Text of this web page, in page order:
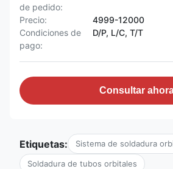
de pedido:
Precio:
4999-12000
Condiciones de
pago:
D/P, L/C, T/T
Consultar
Etiquetas: Sistema de soldadura
Soldadura de tubos orbitales